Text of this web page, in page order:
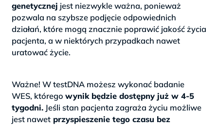
genetycznej jest niezwykle ważna, ponieważ
pozwala na szybsze podjęcie odpowiednich
działań, które mogą znacznie poprawić jakość życia
pacjenta, a w niektórych przypadkach nawet
uratować życie.
Ważne! W testDNA możesz wykonać badanie
WES, którego wynik będzie dostępny już w 4-5
tygodni. Jeśli stan pacjenta zagraża życiu możliwe
jest nawet przyspieszenie tego czasu bez